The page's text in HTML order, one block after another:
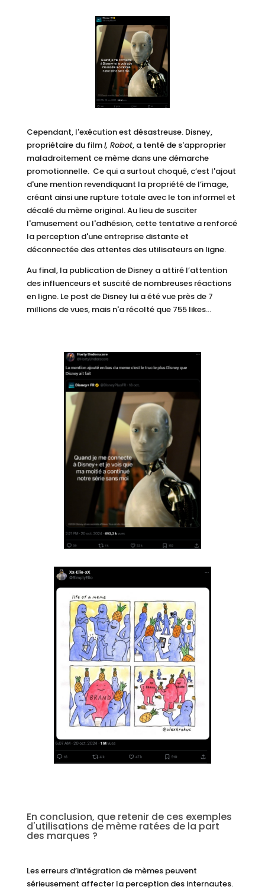
Cependant, l'exécution est désastreuse. Disney,
propriétaire du filmI, Robot, a tenté de s'approprier
maladroitement ce mème dans une démarche
promotionnelle. Ce qui a surtout choqué, c’est l'ajout
d'une mention revendiquant la propriété de l’image,
créant ainsi une rupture totale avec le ton informel et
décalé du mème original.Au lieu de susciter
l'amusement ou l'adhésion, cette tentative a renforcé
la perception d'une entreprise distante et
déconnectée des attentes des utilisateurs en ligne.
Au final, la publication de Disney a attiré l’attention
des influenceurs et suscité de nombreuses réactions
en ligne. Le post de Disney lui a été vue près de 7
millions de vues, mais n'a récolté que 755 likes…
En conclusion, que retenir de ces exemples
d'utilisations de mème ratées de la part
des marques ?
Les erreurs d’intégration de mèmes peuvent
sérieusement affecter la perception des internautes.